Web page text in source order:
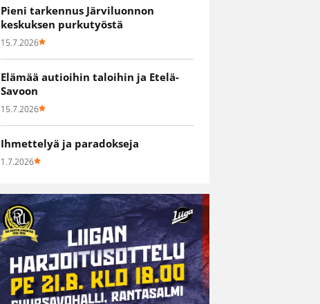
Pieni tarkennus Järviluonnon
keskuksen purkutyöstä
15.7.2026
Elämää autioihin taloihin ja Etelä-
Savoon
15.7.2026
Ihmettelyä ja paradokseja
1.7.2026